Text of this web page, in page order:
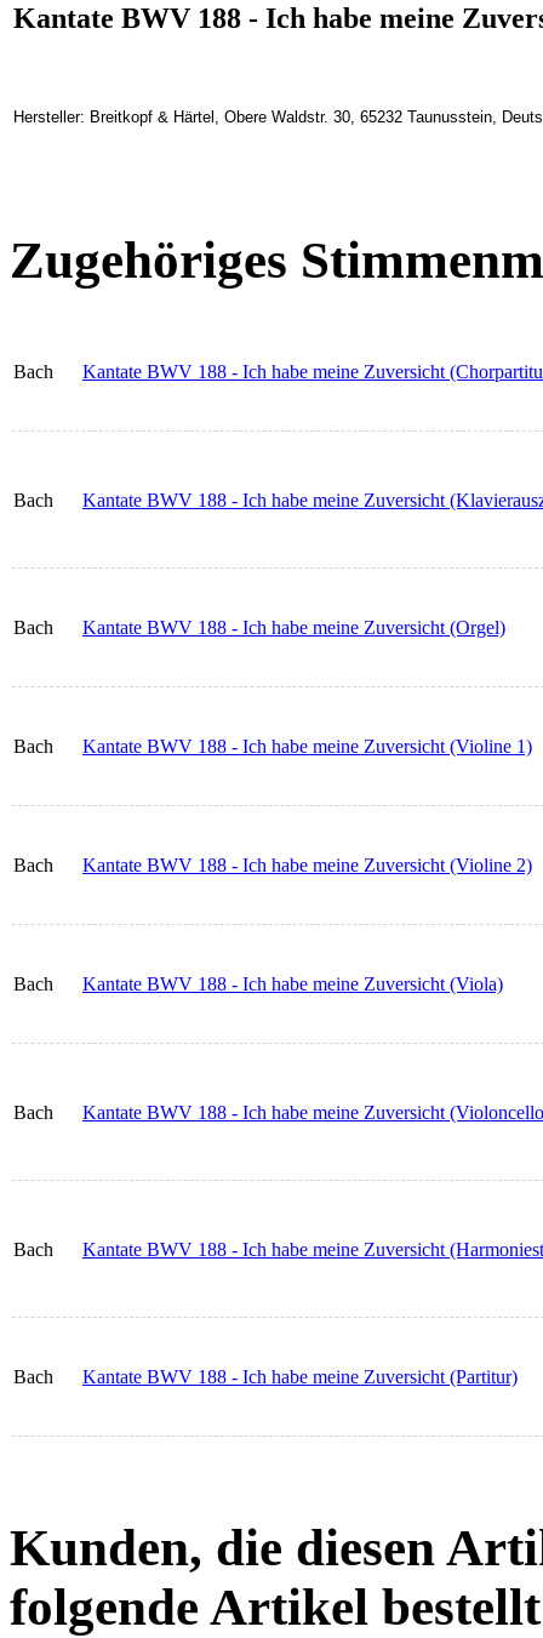
Kantate BWV 188 - Ich habe meine
Hersteller: Breitkopf & Härtel, Obere Waldstr. 30, 65232 Taunusstein,
Zugehöriges
Bach Kantate BWV 188 - Ich habe meine Zuversicht
Bach Kantate BWV 188 - Ich habe meine Zuversicht
Bach Kantate BWV 188 - Ich habe meine Zuversicht (Orgel)
Bach Kantate BWV 188 - Ich habe meine Zuversicht (Violine 1)
Bach Kantate BWV 188 - Ich habe meine Zuversicht (Violine 2)
Bach Kantate BWV 188 - Ich habe meine Zuversicht (Viola)
Bach Kantate BWV 188 - Ich habe meine Zuversicht
Bach Kantate BWV 188 - Ich habe meine Zuversicht
Bach Kantate BWV 188 - Ich habe meine Zuversicht (Partitur)
Kunden, die diesen
folgende Artikel